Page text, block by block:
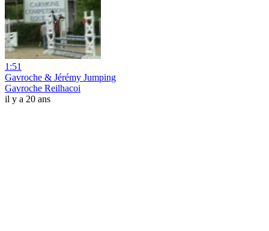
1:51
Gavroche & Jérémy Jumping
Gavroche Reilhacoi
il y a 20 ans